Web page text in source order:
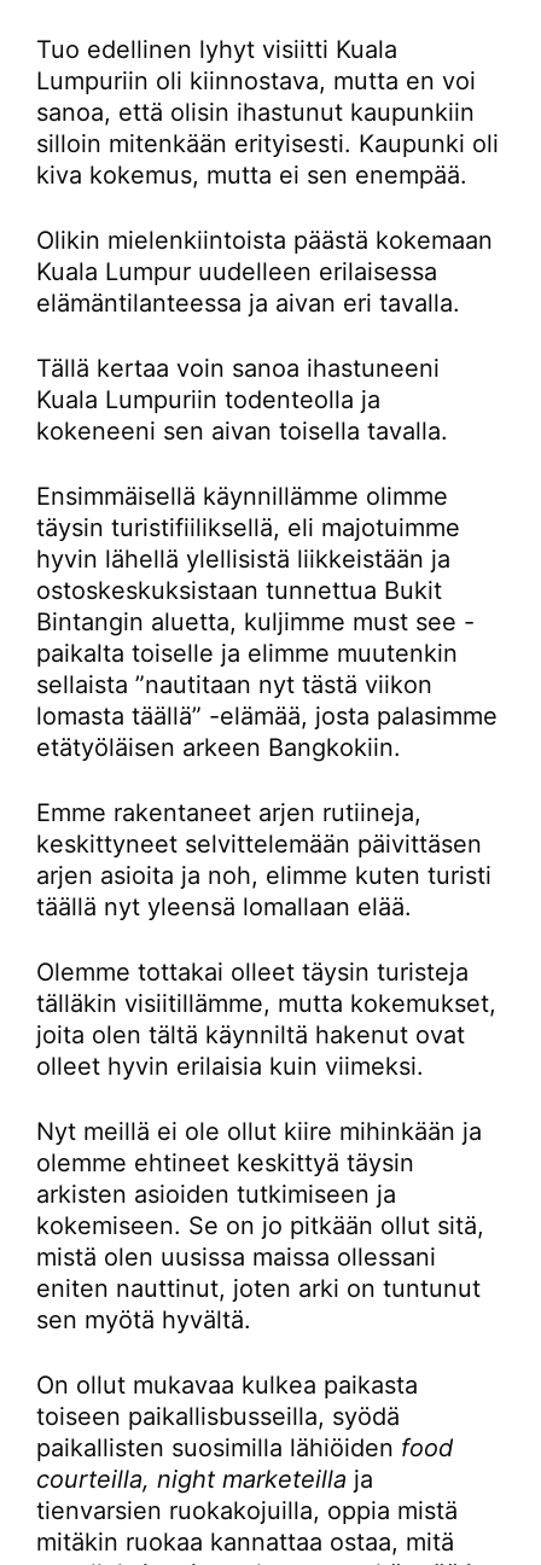
Tuo edellinen lyhyt visiitti Kuala
Lumpuriin oli kiinnostava, mutta en voi
sanoa, että olisin ihastunut kaupunkiin
silloin mitenkään erityisesti. Kaupunki oli
kiva kokemus, mutta ei sen enempää.
Olikin mielenkiintoista päästä kokemaan
Kuala Lumpur uudelleen erilaisessa
elämäntilanteessa ja aivan eri tavalla.
Tällä kertaa voin sanoa ihastuneeni
Kuala Lumpuriin todenteolla ja
kokeneeni sen aivan toisella tavalla.
Ensimmäisellä käynnillämme olimme
täysin turistifiiliksellä, eli majotuimme
hyvin lähellä ylellisistä liikkeistään ja
ostoskeskuksistaan tunnettua Bukit
Bintangin aluetta, kuljimme must see -
paikalta toiselle ja elimme muutenkin
sellaista ”nautitaan nyt tästä viikon
lomasta täällä” -elämää, josta palasimme
etätyöläisen arkeen Bangkokiin.
Emme rakentaneet arjen rutiineja,
keskittyneet selvittelemään päivittäsen
arjen asioita ja noh, elimme kuten turisti
täällä nyt yleensä lomallaan elää.
Olemme tottakai olleet täysin turisteja
tälläkin visiitillämme, mutta kokemukset,
joita olen tältä käynniltä hakenut ovat
olleet hyvin erilaisia kuin viimeksi.
Nyt meillä ei ole ollut kiire mihinkään ja
olemme ehtineet keskittyä täysin
arkisten asioiden tutkimiseen ja
kokemiseen. Se on jo pitkään ollut sitä,
mistä olen uusissa maissa ollessani
eniten nauttinut, joten arki on tuntunut
sen myötä hyvältä.
On ollut mukavaa kulkea paikasta
toiseen paikallisbusseilla, syödä
paikallisten suosimilla lähiöiden food
courteilla, night marketeilla ja
tienvarsien ruokakojuilla, oppia mistä
mitäkin ruokaa kannattaa ostaa, mitä